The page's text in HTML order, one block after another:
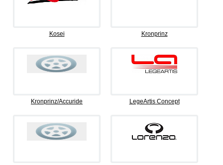
Kosei Kronprinz
Kronprinz/Accuride LegeArtis Concept